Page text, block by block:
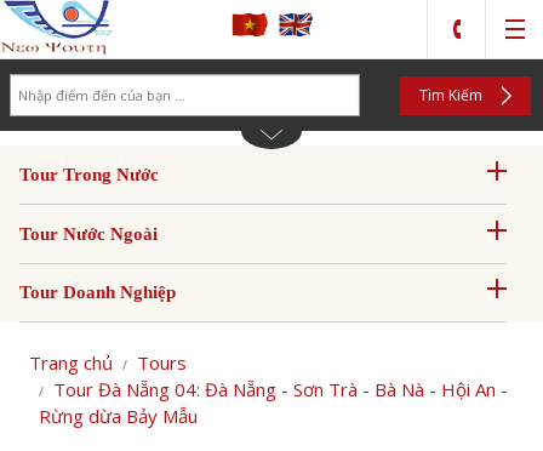
Tìm Kiếm
Tour Trong Nước
Tour Nước Ngoài
Tour Doanh Nghiệp
Trang chủ
Tours
Tour Đà Nẵng 04: Đà Nẵng - Sơn Trà - Bà Nà - Hội An -
Rừng dừa Bảy Mẫu